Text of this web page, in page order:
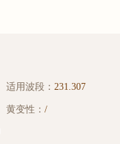
适用波段：231.307
黄变性：/